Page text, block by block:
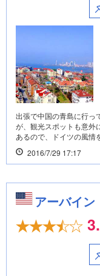
出張で中国の青島に行っ
が、観光スポットも意外
あるので、ドイツの風情
2016/7/29 17:17
アーバイン